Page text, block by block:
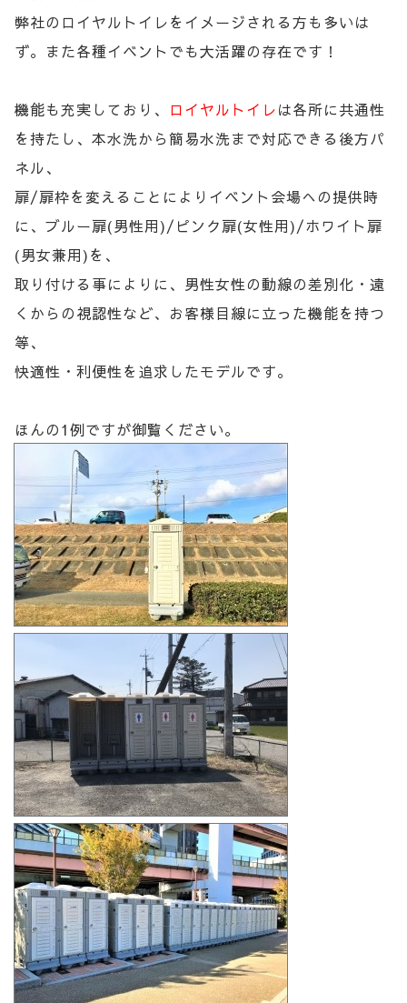
弊社のロイヤルトイレをイメージされる方も多いは
ず。また各種イベントでも大活躍の存在です！
機能も充実しており、 ロイヤルトイレは各所に共通性
を持たし、本水洗から簡易水洗まで対応できる後方パ
ネル、
扉/扉枠を変えることによりイベント会場への提供時
に、ブルー扉(男性用)/ピンク扉(女性用)/ホワイト扉
(男女兼用)を、
取り付ける事によりに、男性女性の動線の差別化・遠
くからの視認性など、お客様目線に立った機能を持つ
等、
快適性・利便性を追求したモデルです。
ほんの1例ですが御覧ください。